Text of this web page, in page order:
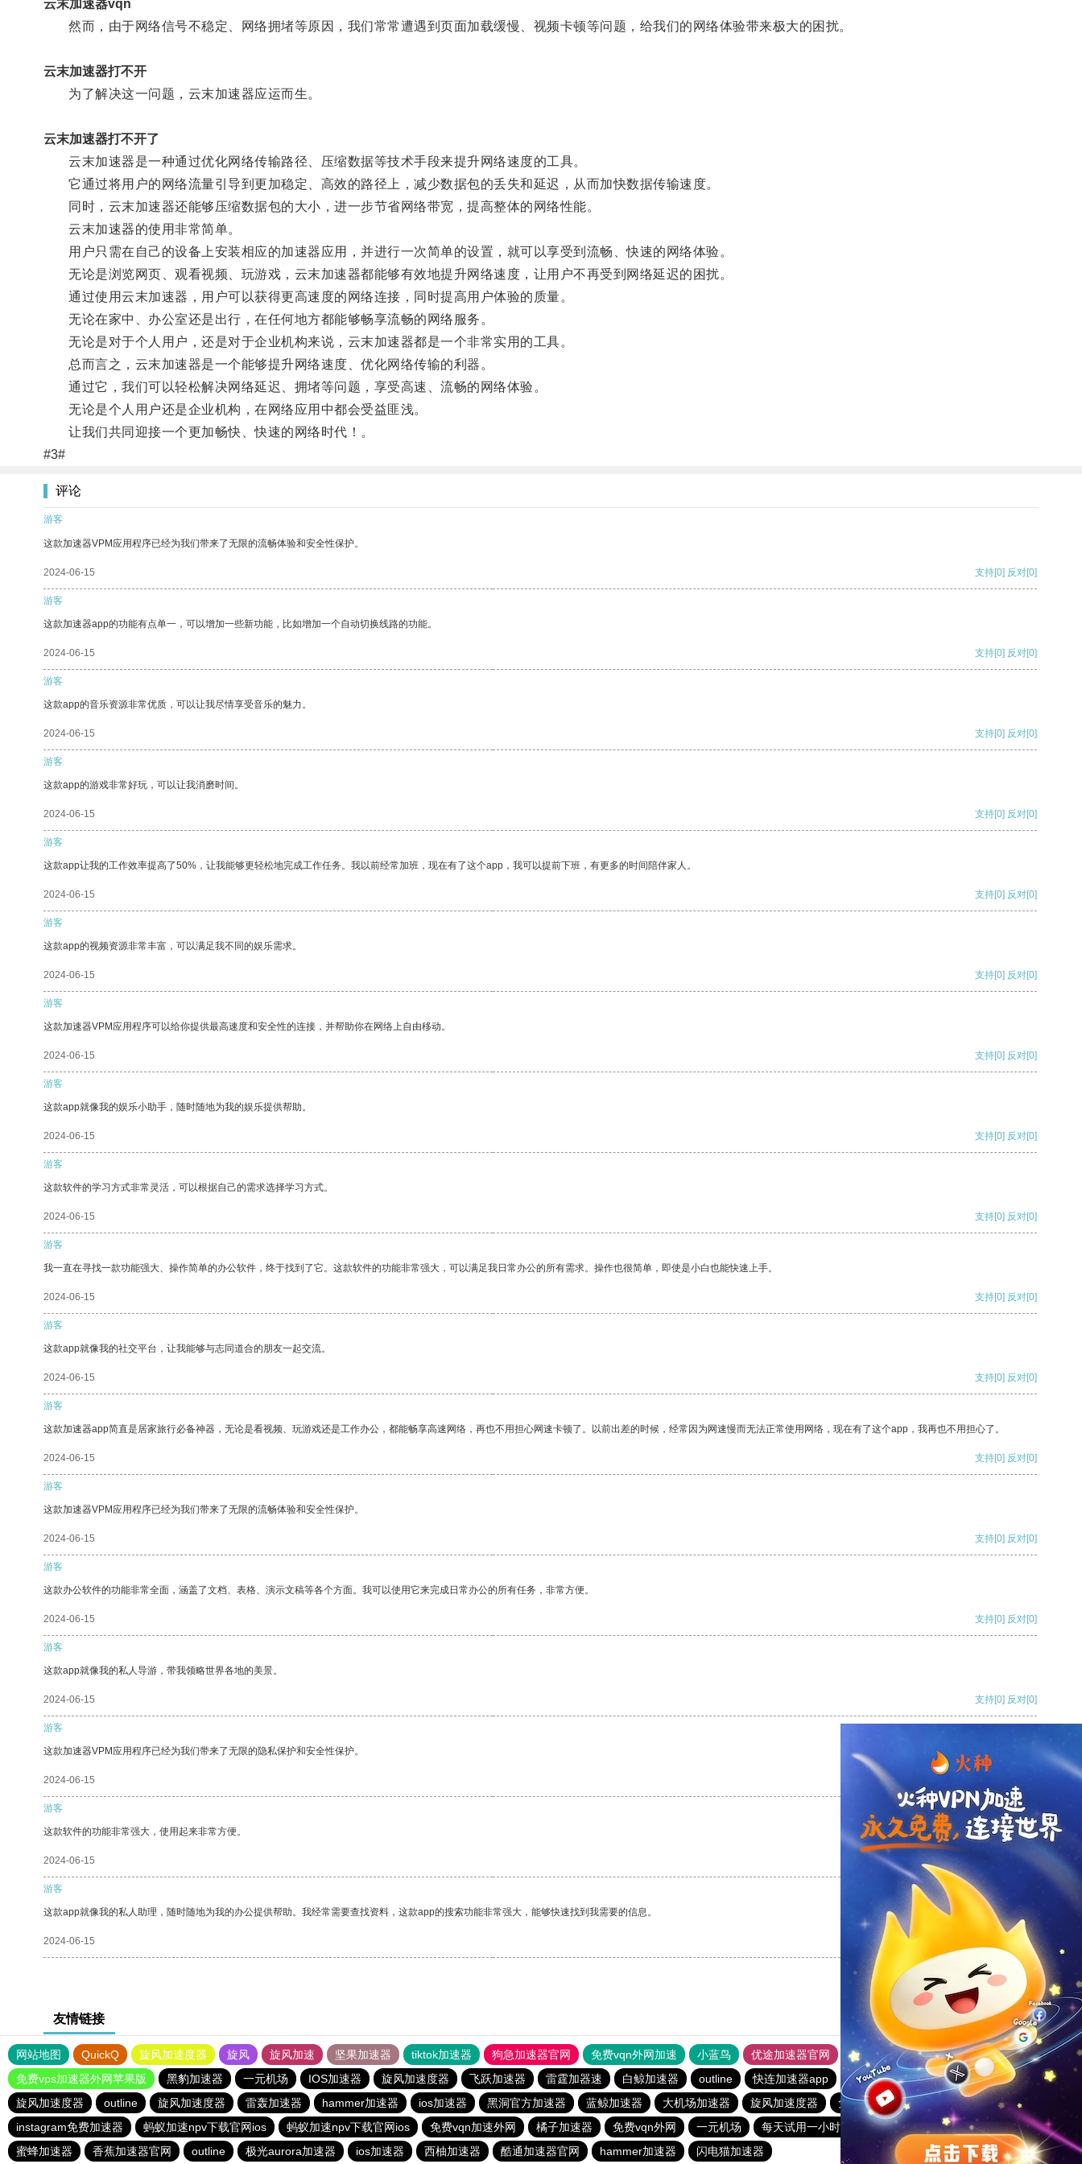
云末加速器vqn
然而，由于网络信号不稳定、网络拥堵等原因，我们常常遭遇到页面加载缓慢、视频卡顿等问题，给我们的网络体验带来极大的困扰。
云末加速器打不开
为了解决这一问题，云末加速器应运而生。
云末加速器打不开了
云末加速器是一种通过优化网络传输路径、压缩数据等技术手段来提升网络速度的工具。
它通过将用户的网络流量引导到更加稳定、高效的路径上，减少数据包的丢失和延迟，从而加快数据传输速度。
同时，云末加速器还能够压缩数据包的大小，进一步节省网络带宽，提高整体的网络性能。
云末加速器的使用非常简单。
用户只需在自己的设备上安装相应的加速器应用，并进行一次简单的设置，就可以享受到流畅、快速的网络体验。
无论是浏览网页、观看视频、玩游戏，云末加速器都能够有效地提升网络速度，让用户不再受到网络延迟的困扰。
通过使用云末加速器，用户可以获得更高速度的网络连接，同时提高用户体验的质量。
无论在家中、办公室还是出行，在任何地方都能够畅享流畅的网络服务。
无论是对于个人用户，还是对于企业机构来说，云末加速器都是一个非常实用的工具。
总而言之，云末加速器是一个能够提升网络速度、优化网络传输的利器。
通过它，我们可以轻松解决网络延迟、拥堵等问题，享受高速、流畅的网络体验。
无论是个人用户还是企业机构，在网络应用中都会受益匪浅。
让我们共同迎接一个更加畅快、快速的网络时代！。
#3#
评论
游客
这款加速器VPM应用程序已经为我们带来了无限的流畅体验和安全性保护。
2024-06-15 支持[0] 反对[0]
游客
这款加速器app的功能有点单一，可以增加一些新功能，比如增加一个自动切换线路的功能。
2024-06-15 支持[0] 反对[0]
游客
这款app的音乐资源非常优质，可以让我尽情享受音乐的魅力。
2024-06-15 支持[0] 反对[0]
游客
这款app的游戏非常好玩，可以让我消磨时间。
2024-06-15 支持[0] 反对[0]
游客
这款app让我的工作效率提高了50%，让我能够更轻松地完成工作任务。我以前经常加班，现在有了这个app，我可以提前下班，有更多的时间陪伴家人。
2024-06-15 支持[0] 反对[0]
游客
这款app的视频资源非常丰富，可以满足我不同的娱乐需求。
2024-06-15 支持[0] 反对[0]
游客
这款加速器VPM应用程序可以给你提供最高速度和安全性的连接，并帮助你在网络上自由移动。
2024-06-15 支持[0] 反对[0]
游客
这款app就像我的娱乐小助手，随时随地为我的娱乐提供帮助。
2024-06-15 支持[0] 反对[0]
游客
这款软件的学习方式非常灵活，可以根据自己的需求选择学习方式。
2024-06-15 支持[0] 反对[0]
游客
我一直在寻找一款功能强大、操作简单的办公软件，终于找到了它。这款软件的功能非常强大，可以满足我日常办公的所有需求。操作也很简单，即使是小白也能快速上手。
2024-06-15 支持[0] 反对[0]
游客
这款app就像我的社交平台，让我能够与志同道合的朋友一起交流。
2024-06-15 支持[0] 反对[0]
游客
这款加速器app简直是居家旅行必备神器，无论是看视频、玩游戏还是工作办公，都能畅享高速网络，再也不用担心网速卡顿了。以前出差的时候，经常因为网速慢而无法正常使用网络，现在有了这个app，我再也不用担心了。
2024-06-15 支持[0] 反对[0]
游客
这款加速器VPM应用程序已经为我们带来了无限的流畅体验和安全性保护。
2024-06-15 支持[0] 反对[0]
游客
这款办公软件的功能非常全面，涵盖了文档、表格、演示文稿等各个方面。我可以使用它来完成日常办公的所有任务，非常方便。
2024-06-15 支持[0] 反对[0]
游客
这款app就像我的私人导游，带我领略世界各地的美景。
2024-06-15 支持[0] 反对[0]
游客
这款加速器VPM应用程序已经为我们带来了无限的隐私保护和安全性保护。
2024-06-15
游客
这款软件的功能非常强大，使用起来非常方便。
2024-06-15 反对
游客
这款app就像我的私人助理，随时随地为我的办公提供帮助。我经常需要查找资料，这款app的搜索功能非常强大，能够快速找到我需要的信息。
2024-06-15 反对[0]
友情链接
网站地图 QuickQ 旋风加速度器 旋风 旋风加速 坚果加速器 tiktok加速器 狗急加速器官网 免费vqn外网加速 小蓝鸟 优途加速器官网 风驰加速器 旋风加速器
八戒看书
免费vps加速器外网苹果版
黑豹加速器 一元机场 IOS加速器 旋风加速度器 飞跃加速器 雷霆加器速 白鲸加速器 outline 快连加速器app 黑洞vp永久加速器
1元机场
旋风加速度器
outline 旋风加速度器 雷轰加速器 hammer加速器 ios加速器 黑洞官方加速器 蓝鲸加速器 大机场加速器 旋风加速度器 免费vqn加速
快连lets加速器
instagram免费加速器
蚂蚁加速npv下载官网ios 蚂蚁加速npv下载官网ios 免费vqn加速外网 橘子加速器 免费vqn外网 一元机场 每天试用一小时加速器 快连加速器app
旋风加速度器
蜜蜂加速器
香蕉加速器官网 outline 极光aurora加速器 ios加速器 西柚加速器 酷通加速器官网 hammer加速器 闪电猫加速器